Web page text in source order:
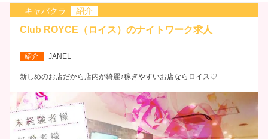
キャバクラ 紹介
Club ROYCE（ロイス）のナイトワーク求人
紹介 JANEL
新しめのお店だから店内が綺麗♪稼ぎやすいお店ならロイス♡